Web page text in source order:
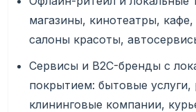
магазины, кинотеатры,
салоны красоты,
Сервисы и B2C-бренды с
покрытием: бытовые
клининговые компании,